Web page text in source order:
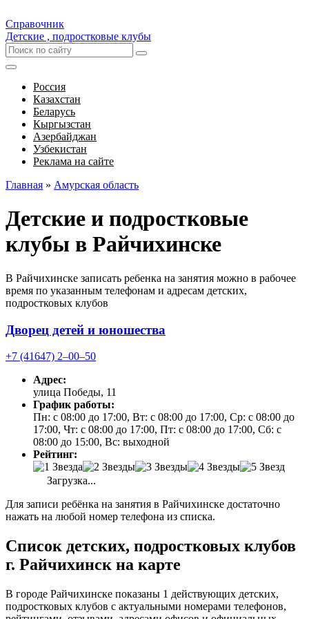
Справочник
Детские , подростковые клубы
Россия
Казахстан
Беларусь
Кыргызстан
Азербайджан
Узбекистан
Реклама на сайте
Главная » Амурская область
Детские и подростковые
клубы в Райчихинске
В Райчихинске записать ребенка на занятия можно в рабочее
время по указанным телефонам и адресам детских,
подростковых клубов
Дворец детей и юношества
+7 (41647) 2‒00‒50
Адрес:
улица Победы, 11
График работы:
Пн: с 08:00 до 17:00, Вт: с 08:00 до 17:00, Ср: с 08:00 до
17:00, Чт: с 08:00 до 17:00, Пт: с 08:00 до 17:00, Сб: с
08:00 до 15:00, Вс: выходной
Рейтинг:
Загрузка...
Для записи ребёнка на занятия в Райчихинске достаточно
нажать на любой номер телефона из списка.
Список детских, подростковых клубов
г. Райчихинск на карте
В городе Райчихинске показаны 1 действующих детских,
подростковых клубов с актуальными номерами телефонов,